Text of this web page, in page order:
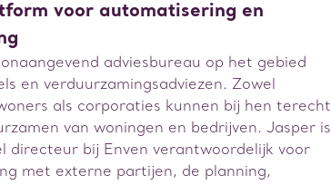
voor automatisering en
adviesbureau op het gebied
en verduurzamingsadviezen. Zowel
als corporaties kunnen bij hen terecht
van woningen en bedrijven. Jasper is
directeur bij Enven verantwoordelijk voor
met externe partijen, de planning,